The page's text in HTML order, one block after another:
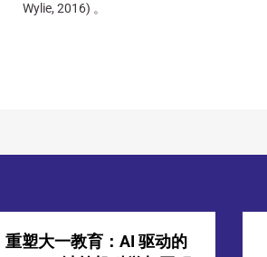
Wylie, 2016) 。
重塑大一教育：AI 驱动的